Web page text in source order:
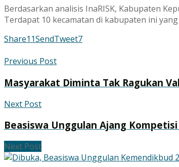
Berdasarkan analisis InaRISK, Kabupaten
Terdapat 10 kecamatan di kabupaten ini
Share11SendTweet7
Previous Post
Masyarakat Diminta Tak Ragukan
Next Post
Beasiswa Unggulan Ajang
Next Post